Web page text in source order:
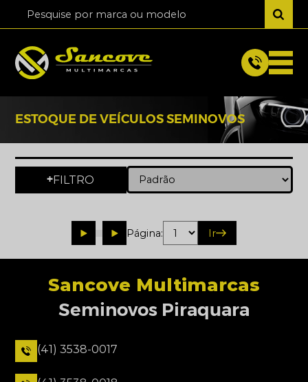
ESTOQUE DE VEÍCULOS SEMINOVOS
+FILTRO
Página: Ir
Sancove Multimarcas
Seminovos Piraquara
(41) 3538-0017